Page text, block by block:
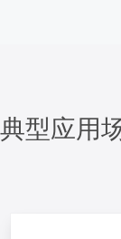
典型应用